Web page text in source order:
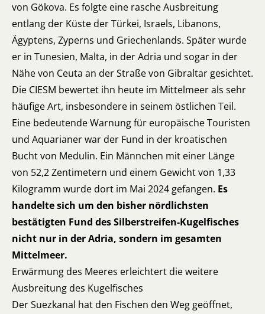
von Gökova. Es folgte eine rasche Ausbreitung
entlang der Küste der Türkei, Israels, Libanons,
Ägyptens, Zyperns und Griechenlands. Später wurde
er in Tunesien, Malta, in der Adria und sogar in der
Nähe von Ceuta an der Straße von Gibraltar gesichtet.
Die CIESM bewertet ihn heute im Mittelmeer als sehr
häufige Art, insbesondere in seinem östlichen Teil.
Eine bedeutende Warnung für europäische Touristen
und Aquarianer war der Fund in der kroatischen
Bucht von Medulin. Ein Männchen mit einer Länge
von 52,2 Zentimetern und einem Gewicht von 1,33
Kilogramm wurde dort im Mai 2024 gefangen. Es
handelte sich um den bisher nördlichsten
bestätigten Fund des Silberstreifen-Kugelfisches
nicht nur in der Adria, sondern im gesamten
Mittelmeer.
Erwärmung des Meeres erleichtert die weitere
Ausbreitung des Kugelfisches
Der Suezkanal hat den Fischen den Weg geöffnet,